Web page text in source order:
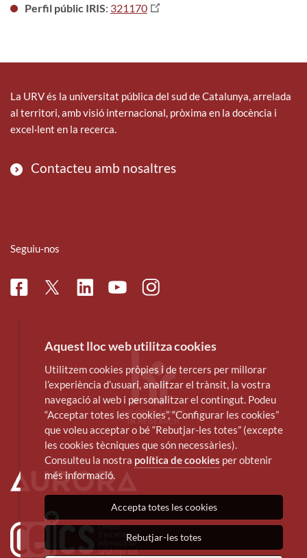
Perfil públic IRIS: 321170
La URV és la universitat pública del sud de Catalunya, arrelada
al territori, amb visió internacional, pròxima en la docència i
excel·lent en la recerca.
Contacteu amb nosaltres
Seguiu-nos
FacebookTwitterLinkedinYoutubeInstagram
Aquest lloc web utilitza cookies
Utilitzem cookies pròpies i de tercers per millorar
l’experiència d’usuari, analitzar el trànsit, la vostra
navegació al web i personalitzar el contingut. Podeu
“Acceptar totes les cookies”, “Configurar les cookies”
que voleu acceptar o bé “Rebutjar-les totes” (excepte
les cookies tècniques que són necessàries).
Consulteu la nostra política de cookies per obtenir
més informació.
Accepta totes les cookies
Rebutjar-les totes